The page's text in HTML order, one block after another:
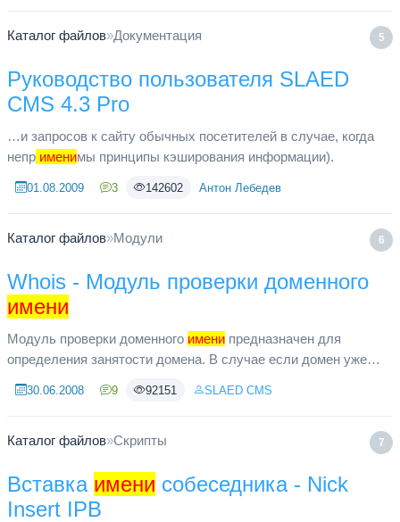
5
Каталог файлов»Документация
Руководство пользователя SLAED
CMS 4.3 Pro
…и запросов к сайту обычных посетителей в случае, когда
непр именимы принципы кэширования информации).
01.08.2009 3 142602 Антон Лебедев
6
Каталог файлов»Модули
Whois - Модуль проверки доменного
имени
Модуль проверки доменного имени предназначен для
определения занятости домена. В случае если домен уже
обладателя домена. Дан...
30.06.2008 9 92151 SLAED CMS
7
Каталог файлов»Скрипты
Вставка имени собеседника - Nick
Insert IPB